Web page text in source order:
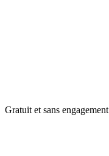
Gratuit et sans engagement